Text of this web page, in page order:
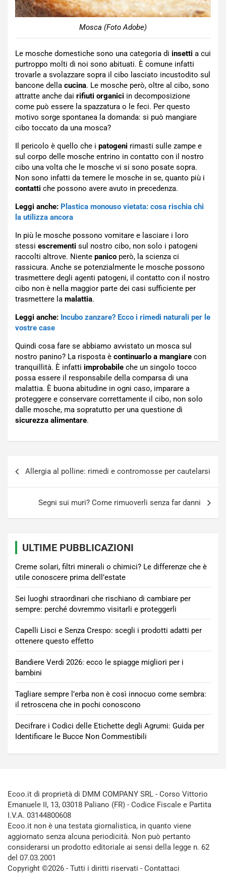
Mosca (Foto Adobe)
Le mosche domestiche sono una categoria di insetti a cui
purtroppo molti di noi sono abituati. È comune infatti
trovarle a svolazzare sopra il cibo lasciato incustodito sul
bancone della cucina. Le mosche però, oltre al cibo, sono
attratte anche dai rifiuti organici in decomposizione
come può essere la spazzatura o le feci. Per questo
motivo sorge spontanea la domanda: si può mangiare
cibo toccato da una mosca?
Il pericolo è quello che i patogeni rimasti sulle zampe e
sul corpo delle mosche entrino in contatto con il nostro
cibo una volta che le mosche vi si sono posate sopra.
Non sono infatti da temere le mosche in se, quanto più i
contatti che possono avere avuto in precedenza.
Leggi anche: Plastica monouso vietata: cosa rischia chi
la utilizza ancora
In più le mosche possono vomitare e lasciare i loro
stessi escrementi sul nostro cibo, non solo i patogeni
raccolti altrove. Niente panico però, la scienza ci
rassicura. Anche se potenzialmente le mosche possono
trasmettere degli agenti patogeni, il contatto con il nostro
cibo non è nella maggior parte dei casi sufficiente per
trasmettere la malattia.
Leggi anche: Incubo zanzare? Ecco i rimedi naturali per le
vostre case
Quindi cosa fare se abbiamo avvistato un mosca sul
nostro panino? La risposta è continuarlo a mangiare con
tranquillità. È infatti improbabile che un singolo tocco
possa essere il responsabile della comparsa di una
malattia. È buona abitudine in ogni caso, imparare a
proteggere e conservare correttamente il cibo, non solo
dalle mosche, ma sopratutto per una questione di
sicurezza alimentare.
articoli
Allergia al polline: rimedi e contromosse per cautelarsi
Segni sui muri? Come rimuoverli senza far danni
ULTIME PUBBLICAZIONI
Creme solari, filtri minerali o chimici? Le differenze che è
utile conoscere prima dell’estate
Sei luoghi straordinari che rischiano di cambiare per
sempre: perché dovremmo visitarli e proteggerli
Capelli Lisci e Senza Crespo: scegli i prodotti adatti per
ottenere questo effetto
Bandiere Verdi 2026: ecco le spiagge migliori per i
bambini
Tagliare sempre l’erba non è così innocuo come sembra:
il retroscena che in pochi conoscono
Decifrare i Codici delle Etichette degli Agrumi: Guida per
Identificare le Bucce Non Commestibili
Ecoo.it di proprietà di DMM COMPANY SRL - Corso Vittorio
Emanuele II, 13, 03018 Paliano (FR) - Codice Fiscale e Partita
I.V.A. 03144800608
Ecoo.it non è una testata giornalistica, in quanto viene
aggiornato senza alcuna periodicità. Non può pertanto
considerarsi un prodotto editoriale ai sensi della legge n. 62
del 07.03.2001
Copyright ©2026 - Tutti i diritti riservati - Contattaci